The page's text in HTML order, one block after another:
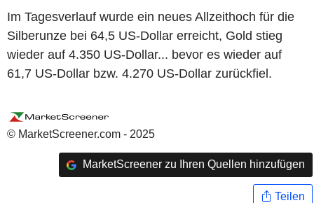
Im Tagesverlauf wurde ein neues Allzeithoch für die
Silberunze bei 64,5 US-Dollar erreicht, Gold stieg
wieder auf 4.350 US-Dollar... bevor es wieder auf
61,7 US-Dollar bzw. 4.270 US-Dollar zurückfiel.
© MarketScreener.com - 2025
MarketScreener zu Ihren Quellen hinzufügen
Teilen